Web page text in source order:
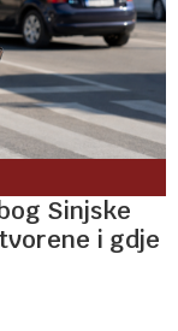
Sinjske
i gdje